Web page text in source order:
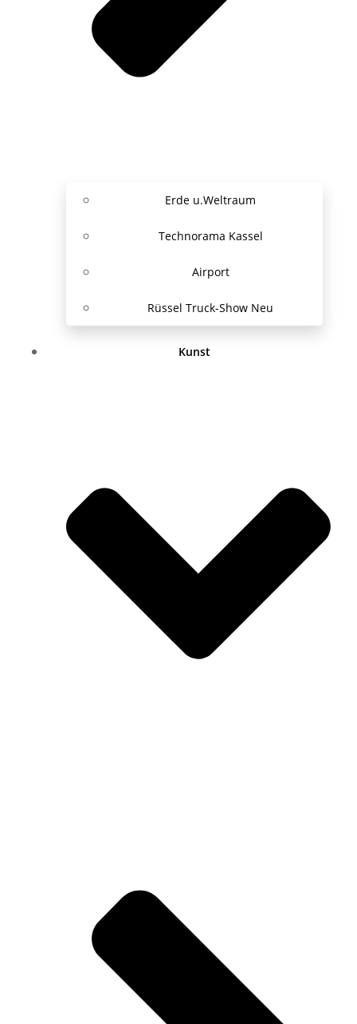
Erde u.Weltraum
Technorama Kassel
Airport
Rüssel Truck-Show Neu
Kunst